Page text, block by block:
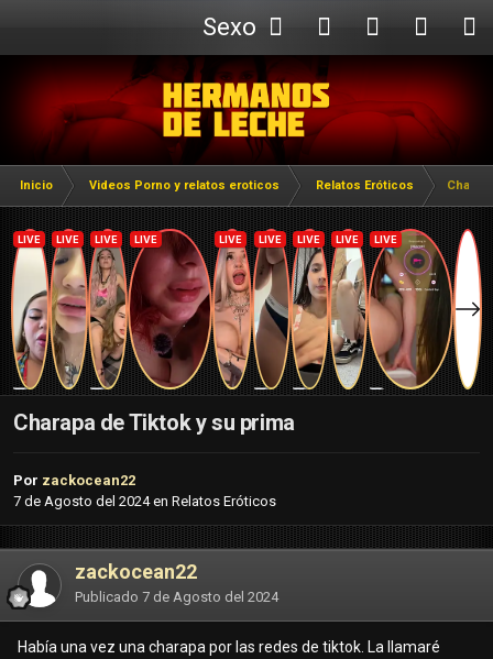
Sexo
Webcam
Inicio Videos Porno y relatos eroticos Relatos Eróticos
Charapa de Tiktok y su prima
Por zackocean22
7 de Agosto del 2024en Relatos Eróticos
zackocean22
Publicado 7 de Agosto del 2024
Había una vez una charapa por las redes de tiktok. La llamaré